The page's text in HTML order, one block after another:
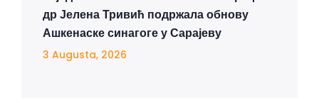
др Јелена Тривић подржала обнову
Ашкенаске синагоге у Сарајеву
3 Augusta, 2026